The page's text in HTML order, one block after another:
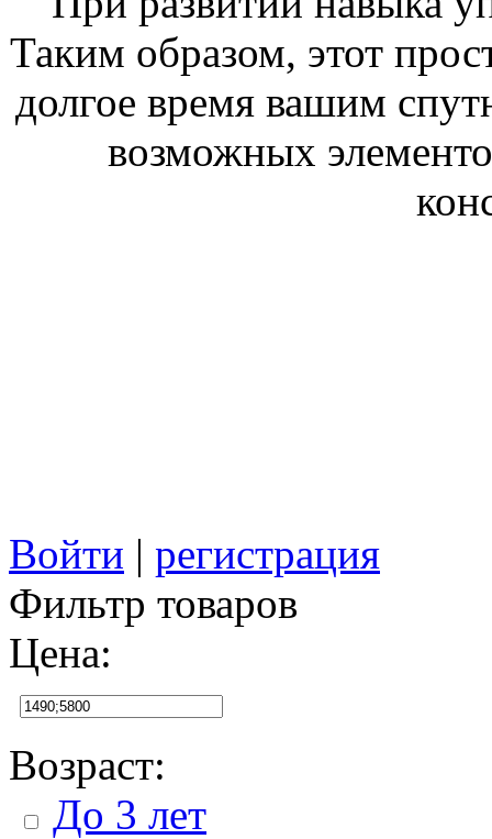
Таким образом, этот
долгое время вашим
возможных
Войти | регистрация
Фильтр товаров
Цена:
Возраст:
До 3 лет